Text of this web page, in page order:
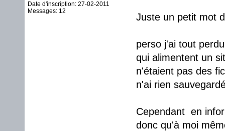
Date d'inscription: 27-02-2011
Messages: 12
Juste un petit mot
perso j'ai tout
qui alimentent un
n'étaient pas des
n'ai rien
Cependant en
donc qu'à moi